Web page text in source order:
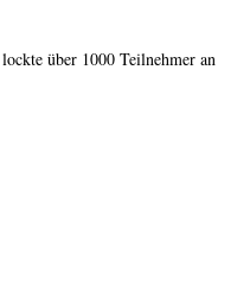
über 1000 Teilnehmer an